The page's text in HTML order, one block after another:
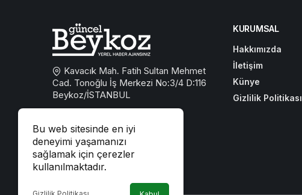
Bu web sitesinde en iyi
deneyimi yaşamanızı
sağlamak için çerezler
kullanılmaktadır.
Kavacık Mah. Fatih Sultan Mehmet
Cad. Tonoğlu İş Merkezi No:3/4 D:116
Beykoz/İSTANBUL
beykozguncel@gmail.com
iletisim@beykozguncel.com
KURUMSAL
Hakkımızda
İletişim
Künye
Gizlilik Politikası